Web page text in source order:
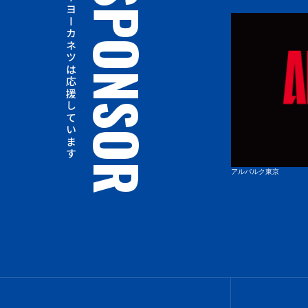
SPONSOR
トーヨーカネツは応援しています
アルバルク東京